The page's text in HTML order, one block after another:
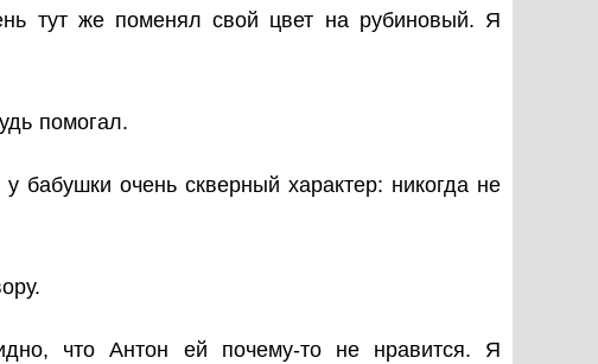
тут же поменял свой цвет на рубиновый. Я
помогал.
очень скверный характер: никогда не
что Антон ей почему-то не нравится. Я